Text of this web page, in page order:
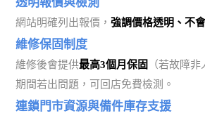
網站明確列出報價，強調價格透明、不
維修保固制度
維修後會提供最高3個月保固
（若故障
期間若出問題，可回店免費檢測。
連鎖門市資源與備件庫存支援